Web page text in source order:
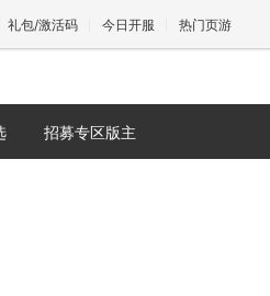
礼包/激活码 今日开服 热门页游
招募专区版主